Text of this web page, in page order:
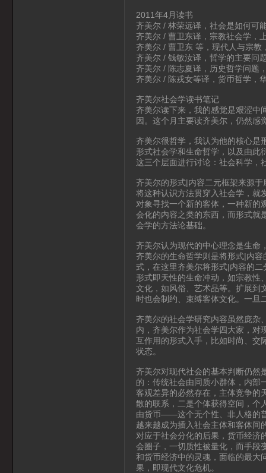
2011年4月读书
齐美尔 / 林荣远译，社会是如何可
齐美尔 / 曹卫东译，宗教社会学，
齐美尔 / 曹卫东 等，现代人与宗教
齐美尔 / 钱敏汝译，哲学的主要问
齐美尔 / 陈志夏译，历史哲学问题
齐美尔 / 陈戎女等译，货币哲学，
齐美尔社会学读书笔记
齐美尔读下来，我的感觉是艰涩中
因。这个月主要读齐美尔，仍然感
齐美尔很哲学，我认为他的核心是
形式社会学和生命哲学，以及由
这三个层面进行讨论：社会科学，
齐美尔的形式|内容二元框架来源
将这种认识方法贯穿入社会学，就
对象寻找一个新的客体，一种新的
会化的内容之类的东西，而形式就
会学的方法论基础。
齐美尔认为现代的中心理念是生命
齐美尔的生命哲学则是将形式|内
式，在这里齐美尔将形式|内容的
形式即天性的生命冲动，如宗教性
文化，如风俗、艺术品等。扩展到
时也会制约、束缚客体文化。一旦
齐美尔的社会学研究内容虽然庞杂
内，齐美尔作为社会学四大家，对
互作用的形式入手，比如时尚、交
状态。
齐美尔对现代社会的基本判断仍然
的：传统社会由同质小群体，内部
客观差异的必然存在，主体竞争的
散的联系，二是个体获得空间，个
由货币——这个无个性、非人格的
越来越成为插入社会主体和客体间
对应于社会分化的后果，货币经
会圈子，一切质性被量化，而手
和货币经济中的灵魂，面临的最大
果，即现代文化危机。